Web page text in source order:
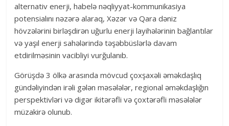
alternativ enerji, habelə nəqliyyat-kommunikasiya
potensialını nəzərə alaraq, Xəzər və Qara dəniz
hövzələrini birləşdirən uğurlu enerji layihələrinin bağlantılar
və yaşıl enerji sahələrində təşəbbüslərlə davam
etdirilməsinin vacibliyi vurğulanıb.
Görüşdə 3 ölkə arasında mövcud çoxşaxəli əməkdaşlıq
gündəliyindən irəli gələn məsələlər, regional əməkdaşlığın
perspektivləri və digər ikitərəfli və çoxtərəfli məsələlər
müzakirə olunub.